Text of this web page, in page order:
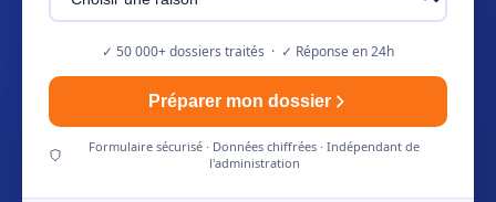
✓ 50 000+ dossiers traités · ✓ Réponse en 24h
Préparer mon dossier
Formulaire sécurisé · Données chiffrées · Indépendant de
l'administration